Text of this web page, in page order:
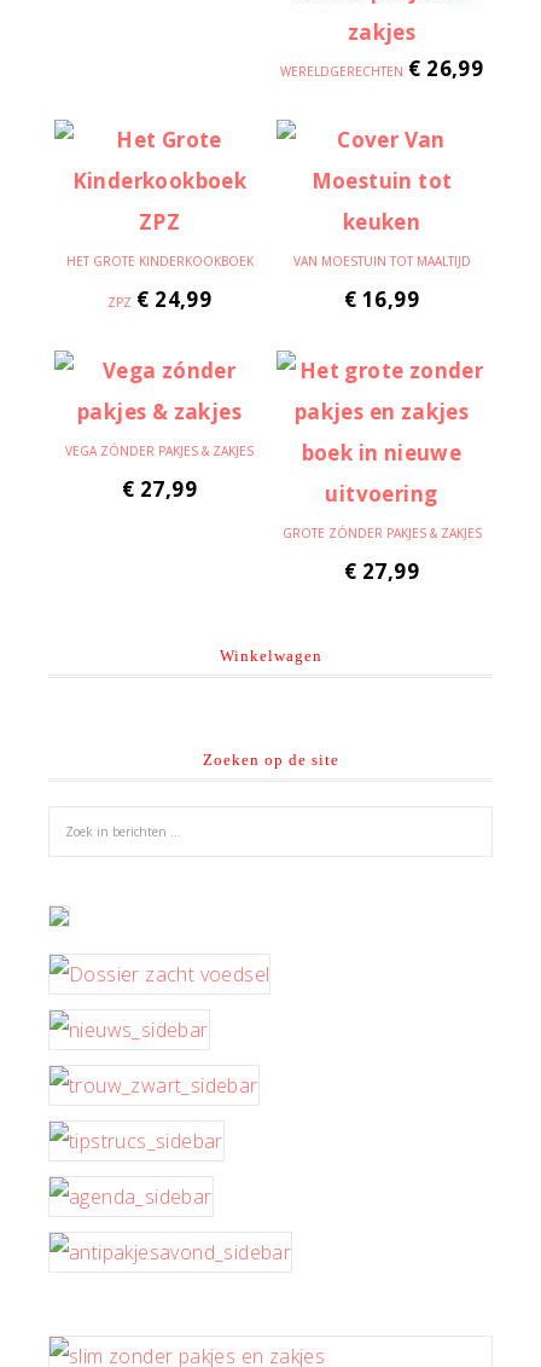
WERELDGERECHTEN € 26,99
HET GROTE KINDERKOOKBOEK
ZPZ € 24,99
VAN MOESTUIN TOT MAALTIJD
€ 16,99
VEGA ZÓNDER PAKJES & ZAKJES
€ 27,99
GROTE ZÓNDER PAKJES & ZAKJES
€ 27,99
Winkelwagen
Zoeken op de site